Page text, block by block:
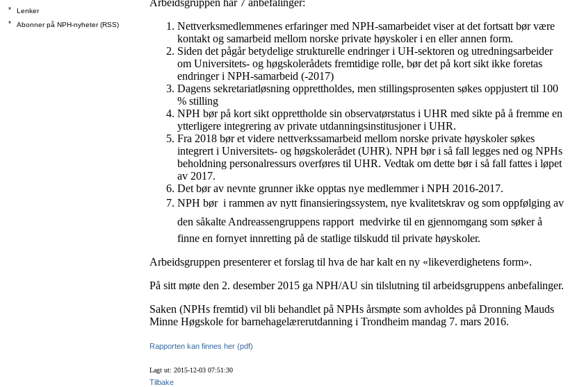
*
Lenker
*
Abonner på NPH-nyheter (RSS)
Arbeidsgruppen har 7 anbefalinger:
Nettverksmedlemmenes erfaringer med NPH-samarbeidet viser at det fortsatt bør være
kontakt og samarbeid mellom norske private høyskoler i en eller annen form.
Siden det pågår betydelige strukturelle endringer i UH-sektoren og utredningsarbeider
om Universitets- og høgskolerådets fremtidige rolle, bør det på kort sikt ikke foretas
endringer i NPH-samarbeid (-2017)
Dagens sekretariatløsning opprettholdes, men stillingsprosenten søkes oppjustert til 100
% stilling
NPH bør på kort sikt opprettholde sin observatørstatus i UHR med sikte på å fremme en
ytterligere integrering av private utdanningsinstitusjoner i UHR.
Fra 2018 bør et videre nettverkssamarbeid mellom norske private høyskoler søkes
integrert i Universitets- og høgskolerådet (UHR). NPH bør i så fall legges ned og NPHs
beholdning personalressurs overføres til UHR. Vedtak om dette bør i så fall fattes i løpet
av 2017.
Det bør av nevnte grunner ikke opptas nye medlemmer i NPH 2016-2017.
NPH bør  i rammen av nytt finansieringssystem, nye kvalitetskrav og som oppfølging av
den såkalte Andreassengruppens rapport  medvirke til en gjennomgang som søker å
finne en fornyet innretting på de statlige tilskudd til private høyskoler.
Arbeidsgruppen presenterer et forslag til hva de har kalt en ny «likeverdighetens form».
På sitt møte den 2. desember 2015 ga NPH/AU sin tilslutning til arbeidsgruppens anbefalinger.
Saken (NPHs fremtid) vil bli behandlet på NPHs årsmøte som avholdes på Dronning Mauds
Minne Høgskole for barnehagelærerutdanning i Trondheim mandag 7. mars 2016.
Rapporten kan finnes her (pdf)
Lagt ut: 2015-12-03 07:51:30
Tilbake